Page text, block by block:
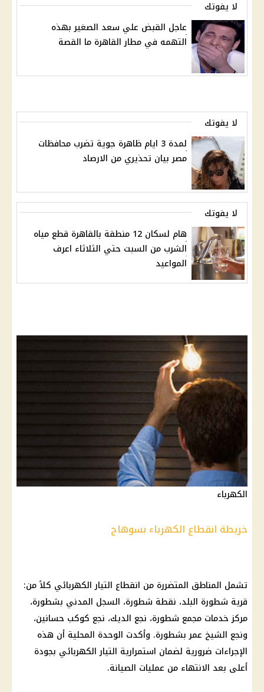
لا يفوتك
عاجل القبض علي سعد الصغير بهذه
التهمه في مطار القاهرة ما القصة
لا يفوتك
لمدة 3 ايام ظاهرة جوية تضرب محافظات
مصر بيان تحذيري من الارصاد
لا يفوتك
هام لسكان 12 منطقة بالقاهرة قطع مياه
الشرب من السبت حتي الثلاثاء اعرف
المواعيد
الكهرباء
خريطة انقطاع الكهرباء بسوهاج
تشمل المناطق المتضررة من انقطاع التيار الكهربائي كلاً من:
قرية شطورة البلد، نقطة شطورة، السجل المدني بشطورة،
مركز خدمات مجمع شطورة، نجع الديك، نجع كوكب حسانين،
ونجع الشيخ عمر بشطورة. وأكدت الوحدة المحلية أن هذه
الإجراءات ضرورية لضمان استمرارية التيار الكهربائي بجودة
أعلى بعد الانتهاء من عمليات الصيانة.